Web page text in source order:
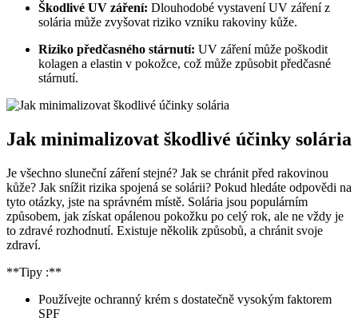
Škodlivé UV záření: Dlouhodobé ⁣vystavení UV záření z
⁤solária může zvyšovat riziko vzniku rakoviny kůže.
Riziko předčasného stárnutí: UV záření⁢ může poškodit
kolagen a elastin v pokožce, což může ‌způsobit​ předčasné
stárnutí.
Jak minimalizovat škodlivé účinky ‌solária
Je všechno sluneční záření stejné?⁣ Jak⁣ se chránit před‍ rakovinou
⁤kůže? ⁤Jak snížit rizika spojená ‍se solárii? Pokud hledáte odpovědi na
tyto ‌otázky,⁤ jste na správném místě. Solária jsou populárním
způsobem, jak získat opálenou pokožku po celý rok, ale ne vždy je
to zdravé rozhodnutí. Existuje několik způsobů, a chránit svoje
‌zdraví.
**Tipy ⁤:**
Používejte ochranný krém ⁣s dostatečně vysokým faktorem
SPF